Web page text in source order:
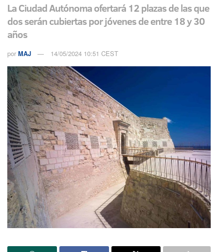
La Ciudad Autónoma ofertará 12 plazas de las que
dos serán cubiertas por jóvenes de entre 18 y 30
años
por MAJ 14/05/2024 10:51 CEST